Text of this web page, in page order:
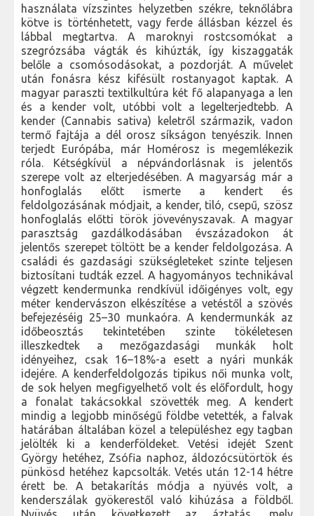
használata vízszintes helyzetben székre, teknőlábra
kötve is történhetett, vagy ferde állásban kézzel és
lábbal megtartva. A maroknyi rostcsomókat a
szegrózsába vágták és kihúzták, így kiszaggaták
belőle a csomósodásokat, a pozdorját. A művelet
után fonásra kész kifésült rostanyagot kaptak. A
magyar paraszti textilkultúra két fő alapanyaga a len
és a kender volt, utóbbi volt a legelterjedtebb. A
kender (Cannabis sativa) keletről származik, vadon
termő fajtája a dél orosz síkságon tenyészik. Innen
terjedt Európába, már Homérosz is megemlékezik
róla. Kétségkívül a népvándorlásnak is jelentős
szerepe volt az elterjedésében. A magyarság már a
honfoglalás előtt ismerte a kendert és
feldolgozásának módjait, a kender, tiló, csepű, szösz
honfoglalás előtti török jövevényszavak. A magyar
parasztság gazdálkodásában évszázadokon át
jelentős szerepet töltött be a kender feldolgozása. A
családi és gazdasági szükségleteket szinte teljesen
biztosítani tudták ezzel. A hagyományos technikával
végzett kendermunka rendkívül időigényes volt, egy
méter kendervászon elkészítése a vetéstől a szövés
befejezéséig 25–30 munkaóra. A kendermunkák az
időbeosztás tekintetében szinte tökéletesen
illeszkedtek a mezőgazdasági munkák holt
idényeihez, csak 16–18%-a esett a nyári munkák
idejére. A kenderfeldolgozás tipikus női munka volt,
de sok helyen megfigyelhető volt és előfordult, hogy
a fonalat takácsokkal szövették meg. A kendert
mindig a legjobb minőségű földbe vetették, a falvak
határában általában közel a településhez egy tagban
jelölték ki a kenderföldeket. Vetési idejét Szent
György hetéhez, Zsófia naphoz, áldozócsütörtök és
pünkösd hetéhez kapcsolták. Vetés után 12-14 hétre
érett be. A betakarítás módja a nyüvés volt, a
kenderszálak gyökerestől való kihúzása a földből.